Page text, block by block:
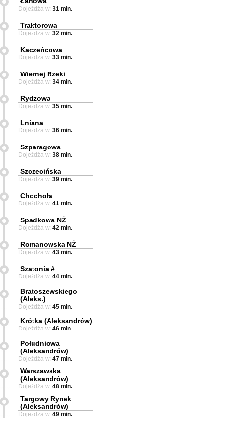
Dojeżdża w: 31 min.
Traktorowa
Dojeżdża w: 32 min.
Kaczeńcowa
Dojeżdża w: 33 min.
Wiernej Rzeki
Dojeżdża w: 34 min.
Rydzowa
Dojeżdża w: 35 min.
Lniana
Dojeżdża w: 36 min.
Szparagowa
Dojeżdża w: 38 min.
Szczecińska
Dojeżdża w: 39 min.
Chochoła
Dojeżdża w: 41 min.
Spadkowa NŻ
Dojeżdża w: 42 min.
Romanowska NŻ
Dojeżdża w: 43 min.
Szatonia #
Dojeżdża w: 44 min.
Bratoszewskiego
(Aleks.)
Dojeżdża w: 45 min.
Krótka (Aleksandrów)
Dojeżdża w: 46 min.
Południowa
(Aleksandrów)
Dojeżdża w: 47 min.
Warszawska
(Aleksandrów)
Dojeżdża w: 48 min.
Targowy Rynek
(Aleksandrów)
Dojeżdża w: 49 min.